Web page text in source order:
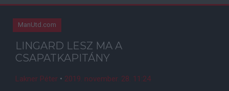
ManUtd.com
LINGARD LESZ MA A
CSAPATKAPITÁNY
Lakner Péter • 2019. november. 28. 11:24